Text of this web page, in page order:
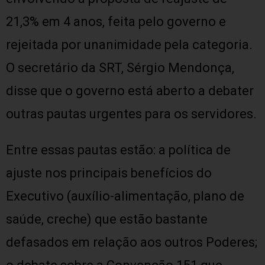
21,3% em 4 anos, feita pelo governo e
rejeitada por unanimidade pela categoria.
O secretário da SRT, Sérgio Mendonça,
disse que o governo está aberto a debater
outras pautas urgentes para os servidores.
Entre essas pautas estão: a política de
ajuste nos principais benefícios do
Executivo (auxílio-alimentação, plano de
saúde, creche) que estão bastante
defasados em relação aos outros Poderes;